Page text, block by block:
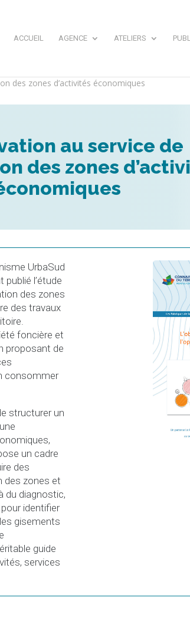
ACCUEIL AGENCE ATELIERS
des zones d’activités économiques
au service de
des zones
UrbaSud
l’étude
des zones
des travaux
foncière et
proposant de
consommer
structurer un
un cadre
des
des zones et
du diagnostic,
identifier
gisements
guide
services